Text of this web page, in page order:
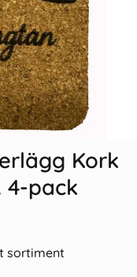
Kork
4-pack
sortiment